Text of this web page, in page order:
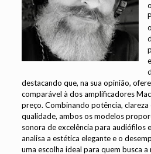
destacando que, na sua opinião,
comparável à dos amplificadores
preço. Combinando potência,
qualidade, ambos os modelos
sonora de excelência para audiófilos
analisa a estética elegante e o
uma escolha ideal para quem busca